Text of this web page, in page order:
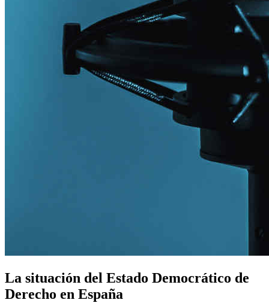
La situación del Estado Democrático de
Derecho en España